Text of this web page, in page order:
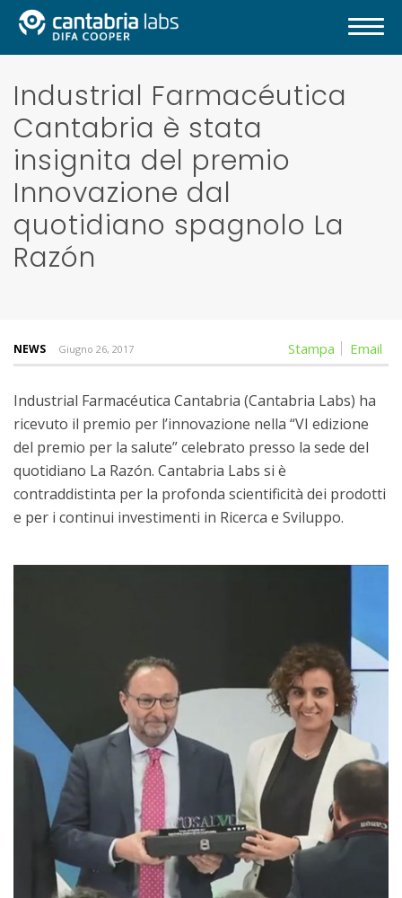
Industrial Farmacéutica
Cantabria è stata
insignita del premio
Innovazione dal
quotidiano spagnolo La
Razón
Stampa Email
NEWS Giugno 26, 2017
Industrial Farmacéutica Cantabria (Cantabria Labs) ha
ricevuto il premio per l’innovazione nella “VI edizione
del premio per la salute” celebrato presso la sede del
quotidiano La Razón. Cantabria Labs si è
contraddistinta per la profonda scientificità dei prodotti
e per i continui investimenti in Ricerca e Sviluppo.